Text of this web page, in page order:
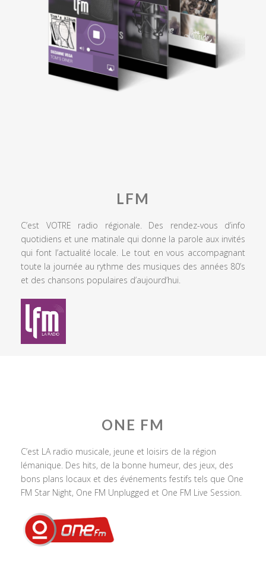
LFM
C’est VOTRE radio régionale. Des rendez-vous d’info
quotidiens et une matinale qui donne la parole aux invités
qui font l’actualité locale. Le tout en vous accompagnant
toute la journée au rythme des musiques des années 80’s
et des chansons populaires d’aujourd’hui.
ONE FM
C’est LA radio musicale, jeune et loisirs de la région
lémanique. Des hits, de la bonne humeur, des jeux, des
bons plans locaux et des événements festifs tels que One
FM Star Night, One FM Unplugged et One FM Live Session.